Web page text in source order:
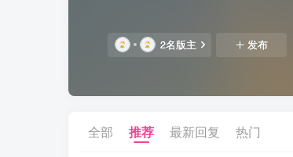
2名版主 发布
全部 推荐 最新回复 热门